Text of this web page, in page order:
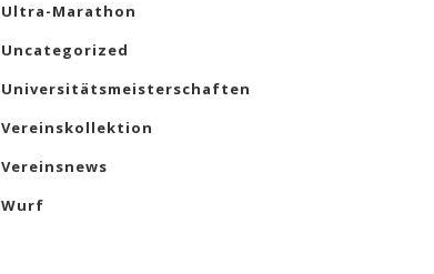
Ultra-Marathon
Uncategorized
Universitätsmeisterschaften
Vereinskollektion
Vereinsnews
Wurf